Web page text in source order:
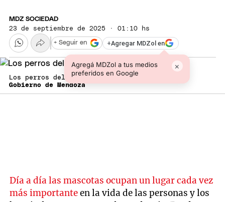
MDZ SOCIEDAD
23 de septiembre de 2025 · 01:10 hs
+Agregar MDZol en
Agregá MDZol a tus medios
preferidos en Google
×
+ Seguir en
Los perros del hospital Notti.
Gobierno de Mendoza
Día a día las mascotas ocupan un lugar cada vez
más importanteen la vida de las personas y los